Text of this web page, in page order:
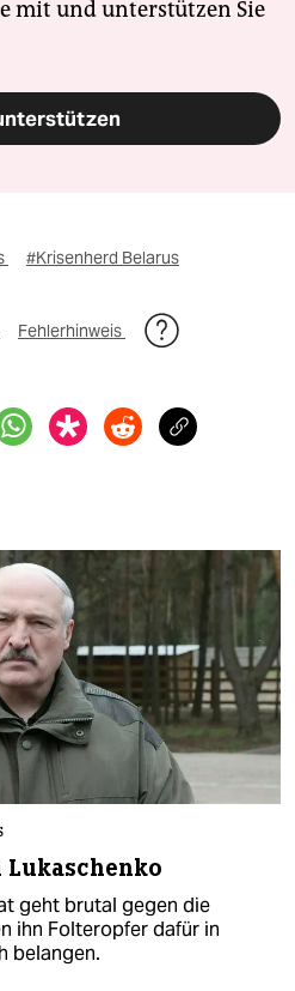
mit und unterstützen Sie
#Krisenherd Belarus
Fehlerhinweis
geht brutal gegen die
ihn Folteropfer dafür in
belangen.